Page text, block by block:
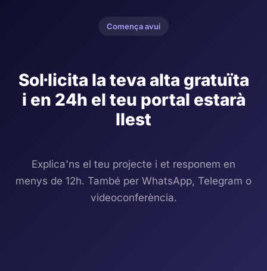
Comença avui
Sol·licita la teva alta gratuïta
i en 24h el teu portal estarà
llest
Explica'ns el teu projecte i et responem en
menys de 12h. També per WhatsApp, Telegram o
videoconferència.